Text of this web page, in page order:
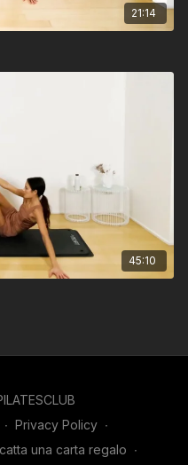
21:14
45:10
∙ Privacy Policy ∙
una carta regalo ∙